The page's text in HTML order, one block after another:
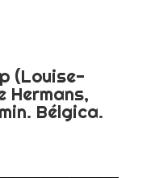
(Louise-
Hermans,
Bélgica.